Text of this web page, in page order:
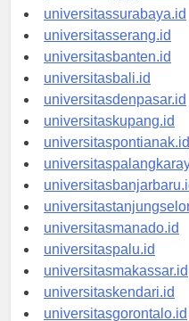
universitasyogyakarta.id
universitassurabaya.id
universitasserang.id
universitasbanten.id
universitasbali.id
universitasdenpasar.id
universitaskupang.id
universitaspontianak.id
universitasmanado.id
universitaspalu.id
universitasmakassar.id
universitaskendari.id